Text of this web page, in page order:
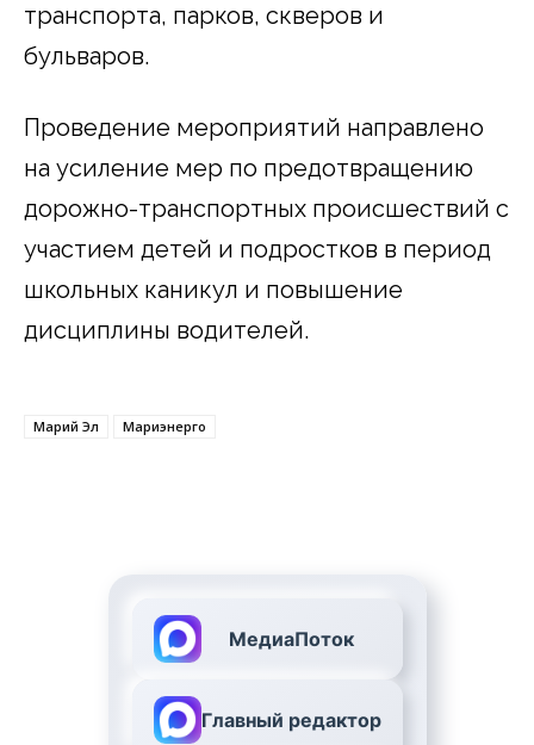
транспорта, парков, скверов и
бульваров.
Проведение мероприятий направлено
на усиление мер по предотвращению
дорожно-транспортных происшествий с
участием детей и подростков в период
школьных каникул и повышение
дисциплины водителей.
Марий Эл Мариэнерго
МедиаПоток
Главный редактор